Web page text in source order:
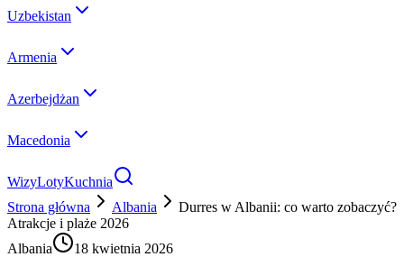
Uzbekistan
Armenia
Azerbejdżan
Macedonia
WizyLotyKuchnia
Strona główna
Albania
Durres w Albanii: co warto zobaczyć?
Atrakcje i plaże 2026
Albania
18 kwietnia 2026